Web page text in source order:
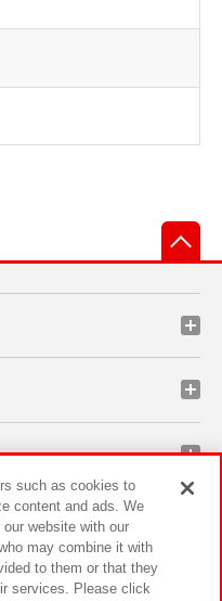
such as cookies to
content and ads. We
website with our
may combine it with
to them or that they
services. Please click